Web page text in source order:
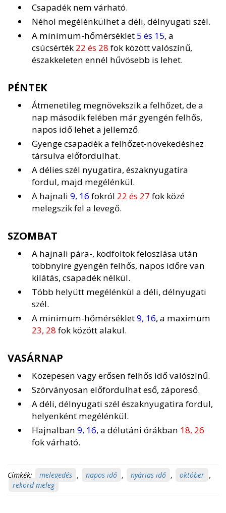
Csapadék nem várható.
Néhol megélénkülhet a déli, délnyugati szél.
A minimum-hőmérséklet 5 és 15, a
csúcsérték 22 és 28 fok között valószínű,
északkeleten ennél hűvösebb is lehet.
PÉNTEK
Átmenetileg megnövekszik a felhőzet, de a
nap második felében már gyengén felhős,
napos idő lehet a jellemző.
Gyenge csapadék a felhőzet-növekedéshez
társulva előfordulhat.
A délies szél nyugatira, északnyugatira
fordul, majd megélénkül.
A hajnali 9, 16 fokról 22 és 27 fok közé
melegszik fel a levegő.
SZOMBAT
A hajnali pára-, ködfoltok feloszlása után
többnyire gyengén felhős, napos időre van
kilátás, csapadék nélkül.
Több helyütt megélénkül a déli, délnyugati
szél.
A minimum-hőmérséklet9, 16, a maximum
23, 28 fok között alakul.
VASÁRNAP
Közepesen vagy erősen felhős idő valószínű.
Szórványosan előfordulhat eső, záporeső.
A déli, délnyugati szél északnyugatira fordul,
helyenként megélénkül.
Hajnalban 9, 16, a délutáni órákban 18, 26
fok várható.
Címkék: melegedés , napos idő , nyárias idő , október ,
rekord meleg